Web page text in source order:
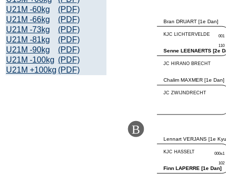
U21M -60kg
(PDF)
U21M -66kg
(PDF)
U21M -73kg
(PDF)
U21M -81kg
(PDF)
U21M -90kg
(PDF)
U21M -100kg (PDF)
U21M +100kg (PDF)